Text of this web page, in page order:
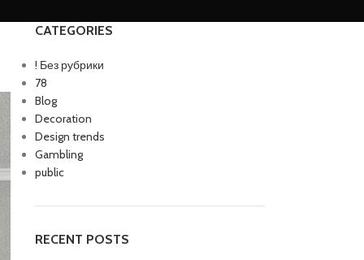
CATEGORIES
! Без рубрики
78
Blog
Decoration
Design trends
Gambling
public
RECENT POSTS